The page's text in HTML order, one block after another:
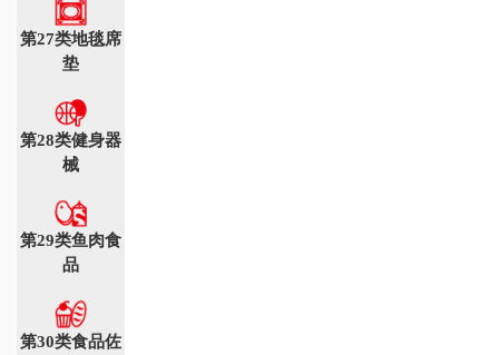
第27类地毯席
垫
第28类健身器
械
第29类鱼肉食
品
第30类食品佐